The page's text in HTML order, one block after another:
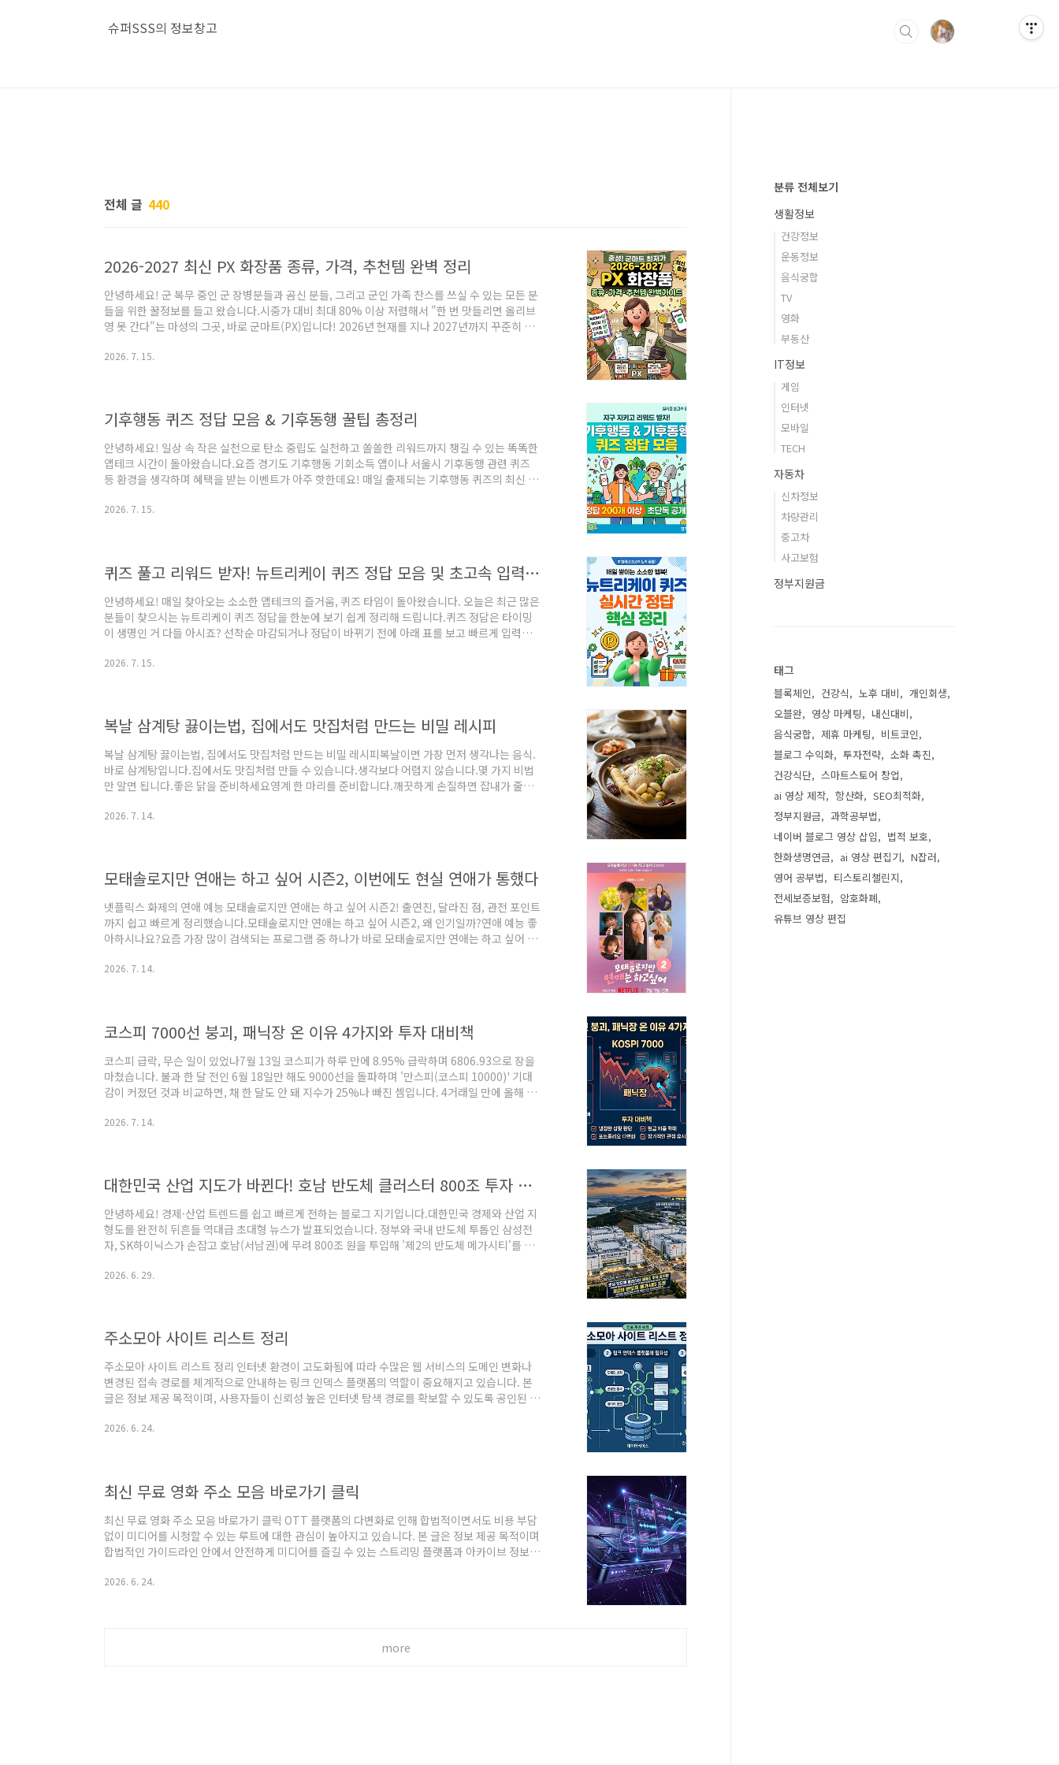
슈퍼SSS의 정보창고
전체 글 440
2026-2027 최신 PX 화장품 종류, 가격, 추천템 완벽 정리
안녕하세요! 군 복무 중인 군 장병분들과 곰신 분들, 그리고 군인 가족 찬스를 쓰실 수 있는 모든 분
들을 위한 꿀정보를 들고 왔습니다.시중가 대비 최대 80% 이상 저렴해서 "한 번 맛들리면 올리브
영 못 간다"는 마성의 그곳, 바로 군마트(PX)입니다! 2026년 현재를 지나 2027년까지 꾸준히 사
가독성 있게 정리해 드립니다. 주변에 휴가 나오는 군인이 있다면 이 글을 꼭 공유해 두고 대리 구
2026. 7. 15.
기후행동 퀴즈 정답 모음 & 기후동행 꿀팁 총정리
안녕하세요! 일상 속 작은 실천으로 탄소 중립도 실천하고 쏠쏠한 리워드까지 챙길 수 있는 똑똑한
앱테크 시간이 돌아왔습니다.요즘 경기도 기후행동 기회소득 앱이나 서울시 기후동행 관련 퀴즈
등 환경을 생각하며 혜택을 받는 이벤트가 아주 핫한데요! 매일 출제되는 기후행동 퀴즈의 최신 정
르게 정답을 입력해 보세요!📌 기후행동 퀴즈 분야별 예상 및 추천 정답 표기후행동 퀴즈는 주로 일
2026. 7. 15.
퀴즈 풀고 리워드 받자! 뉴트리케이 퀴즈 정답 모음 및 초고속 입력 꿀팁 총정리
안녕하세요! 매일 찾아오는 소소한 앱테크의 즐거움, 퀴즈 타임이 돌아왔습니다. 오늘은 최근 많은
분들이 찾으시는 뉴트리케이 퀴즈 정답을 한눈에 보기 쉽게 정리해 드립니다.퀴즈 정답은 타이밍
이 생명인 거 다들 아시죠? 선착순 마감되거나 정답이 바뀌기 전에 아래 표를 보고 빠르게 입력해
감히 생략하고 정답부터 바로 쏩니다! 문제의 핵심 키워드를 확인하고 매칭되는 정답을 입력해 보
2026. 7. 15.
복날 삼계탕 끓이는법, 집에서도 맛집처럼 만드는 비밀 레시피
복날 삼계탕 끓이는법, 집에서도 맛집처럼 만드는 비밀 레시피복날이면 가장 먼저 생각나는 음식.
바로 삼계탕입니다.집에서도 맛집처럼 만들 수 있습니다.생각보다 어렵지 않습니다.몇 가지 비법
만 알면 됩니다.좋은 닭을 준비하세요영계 한 마리를 준비합니다.깨끗하게 손질하면 잡내가 줄어
요.마늘은 넉넉하게 넣습니다.대추와 인삼도 함께 넣으면 풍미가 살아납니다.취향에 따라 밤을 넣
2026. 7. 14.
모태솔로지만 연애는 하고 싶어 시즌2, 이번에도 현실 연애가 통했다
넷플릭스 화제의 연애 예능 모태솔로지만 연애는 하고 싶어 시즌2! 출연진, 달라진 점, 관전 포인트
까지 쉽고 빠르게 정리했습니다.모태솔로지만 연애는 하고 싶어 시즌2, 왜 인기일까?연애 예능 좋
아하시나요?요즘 가장 많이 검색되는 프로그램 중 하나가 바로 모태솔로지만 연애는 하고 싶어 시
니다.출연자들의 감정 표현도 훨씬 적극적입니다.그래서 첫 방송부터 많은 관심을 받고 있습니다.
2026. 7. 14.
코스피 7000선 붕괴, 패닉장 온 이유 4가지와 투자 대비책
코스피 급락, 무슨 일이 있었나7월 13일 코스피가 하루 만에 8.95% 급락하며 6806.93으로 장을
마쳤습니다. 불과 한 달 전인 6월 18일만 해도 9000선을 돌파하며 '만스피(코스피 10000)' 기대
감이 커졌던 것과 비교하면, 채 한 달도 안 돼 지수가 25%나 빠진 셈입니다. 4거래일 만에 올해 7
지로 정리하고, 개인적인 생각과 함께 지금 같은 장에서 개인 투자자가 취할 수 있는 대비책을 이야
2026. 7. 14.
대한민국 산업 지도가 바뀐다! 호남 반도체 클러스터 800조 투자 공식화 총정리
안녕하세요! 경제·산업 트렌드를 쉽고 빠르게 전하는 블로그 지기입니다.대한민국 경제와 산업 지
형도를 완전히 뒤흔들 역대급 초대형 뉴스가 발표되었습니다. 정부와 국내 반도체 투톱인 삼성전
자, SK하이닉스가 손잡고 호남(서남권)에 무려 800조 원을 투입해 '제2의 반도체 메가시티'를 조
장되는 것인데요. 이번 발표의 핵심 내용과 지역 사회의 반응, 그리고 앞으로의 전망까지 핵심만 쏙
2026. 6. 29.
주소모아 사이트 리스트 정리
주소모아 사이트 리스트 정리 인터넷 환경이 고도화됨에 따라 수많은 웹 서비스의 도메인 변화나
변경된 접속 경로를 체계적으로 안내하는 링크 인덱스 플랫폼의 역할이 중요해지고 있습니다. 본
글은 정보 제공 목적이며, 사용자들이 신뢰성 높은 인터넷 탐색 경로를 확보할 수 있도록 공인된 북
내합니다. 한눈에 보는 대표 링크 플랫폼 요약 이름 주요 기능 추천 대상 주소모아 (Juso..
2026. 6. 24.
최신 무료 영화 주소 모음 바로가기 클릭
최신 무료 영화 주소 모음 바로가기 클릭 OTT 플랫폼의 다변화로 인해 합법적이면서도 비용 부담
없이 미디어를 시청할 수 있는 루트에 대한 관심이 높아지고 있습니다. 본 글은 정보 제공 목적이며
합법적인 가이드라인 안에서 안전하게 미디어를 즐길 수 있는 스트리밍 플랫폼과 아카이브 정보를
데 도움이 되기를 바랍니다. 한눈에 보는 미디어 플랫폼 요약 이름 주요 기능 추천 대상 ..
2026. 6. 24.
more
분류 전체보기
생활정보
건강정보
운동정보
음식궁합
TV
영화
부동산
IT정보
게임
인터넷
모바일
TECH
자동차
신차정보
차량관리
중고차
사고보험
정부지원금
태그
블록체인 건강식 노후 대비
개인회생
오블완
영상 마케팅
내신대비
음식궁합
제휴 마케팅
비트코인
블로그 수익화
투자전략
소화 촉진
건강식단
스마트스토어 창업
ai 영상 제작
항산화
SEO최적화
정부지원금
과학공부법
네이버 블로그 영상 삽입
법적 보호
한화생명연금
ai 영상 편집기
N잡러
영어 공부법
티스토리챌린지
전세보증보험
암호화폐
유튜브 영상 편집